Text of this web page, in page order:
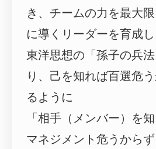
き、チームの力を最大
に導くリーダーを育成し
東洋思想の「孫子の兵
り、己を知れば百選危
るように
「相手（メンバー）を
マネジメント危うからず